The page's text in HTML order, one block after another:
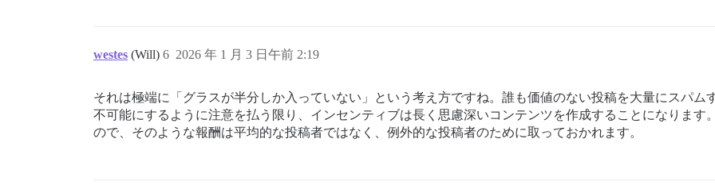
westes (Will) 2026 年 1 月 3 日午前 2:19
6
それは極端に「グラスが半分しか入っていない」という考え方ですね。誰も価値のない投稿を大量にスパ
不可能にするように注意を払う限り、インセンティブは長く思慮深いコンテンツを作成することになります
ので、そのような報酬は平均的な投稿者ではなく、例外的な投稿者のために取っておかれます。